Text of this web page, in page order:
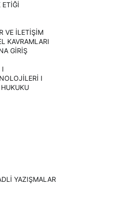
ETİĞİ
VE İLETİŞİM
KAVRAMLARI
GİRİŞ
I
I
YAZIŞMALAR